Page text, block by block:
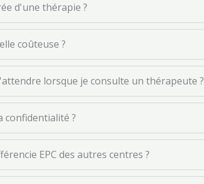
d'une thérapie ?
coûteuse ?
lorsque je consulte un thérapeute ?
confidentialité ?
EPC des autres centres ?